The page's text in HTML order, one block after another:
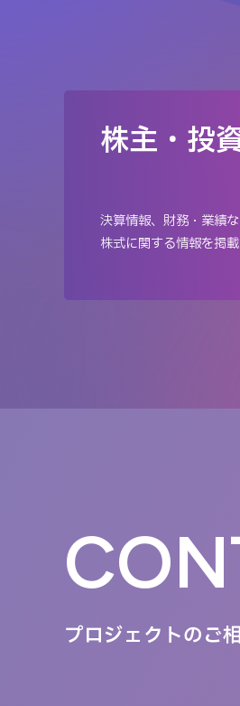
株主・投
決算情報、財務・業績
株式に関する情報を掲載
プロジェクトのご